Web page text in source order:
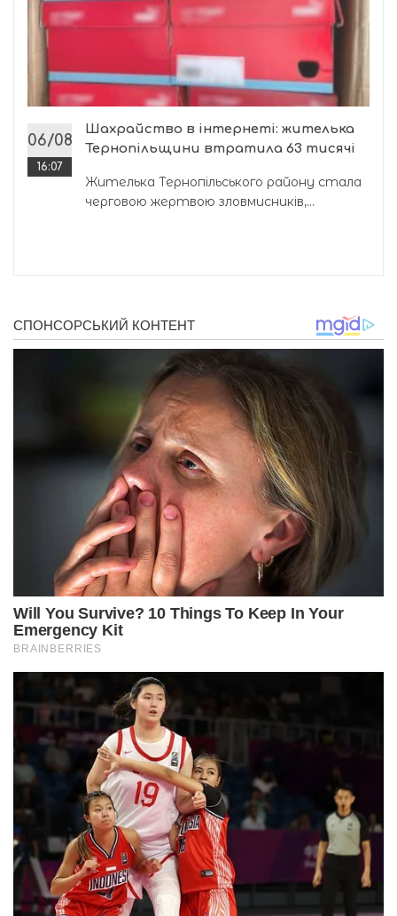
06/08
16:07
Шахрайство в інтернеті: жителька
Тернопільщини втратила 63 тисячі
Жителька Тернопільського району стала
черговою жертвою зловмисників,...